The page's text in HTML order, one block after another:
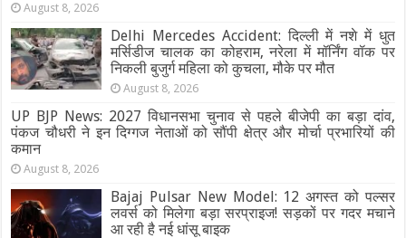
August 8, 2026
Delhi Mercedes Accident: दिल्ली में नशे में धुत
मर्सिडीज चालक का कोहराम, नरेला में मॉर्निंग वॉक पर
निकली बुजुर्ग महिला को कुचला, मौके पर मौत
August 8, 2026
UP BJP News: 2027 विधानसभा चुनाव से पहले बीजेपी का बड़ा दांव,
पंकज चौधरी ने इन दिग्गज नेताओं को सौंपी क्षेत्र और मोर्चा प्रभारियों की
कमान
August 8, 2026
Bajaj Pulsar New Model: 12 अगस्त को पल्सर
लवर्स को मिलेगा बड़ा सरप्राइज! सड़कों पर गदर मचाने
आ रही है नई धांसू बाइक